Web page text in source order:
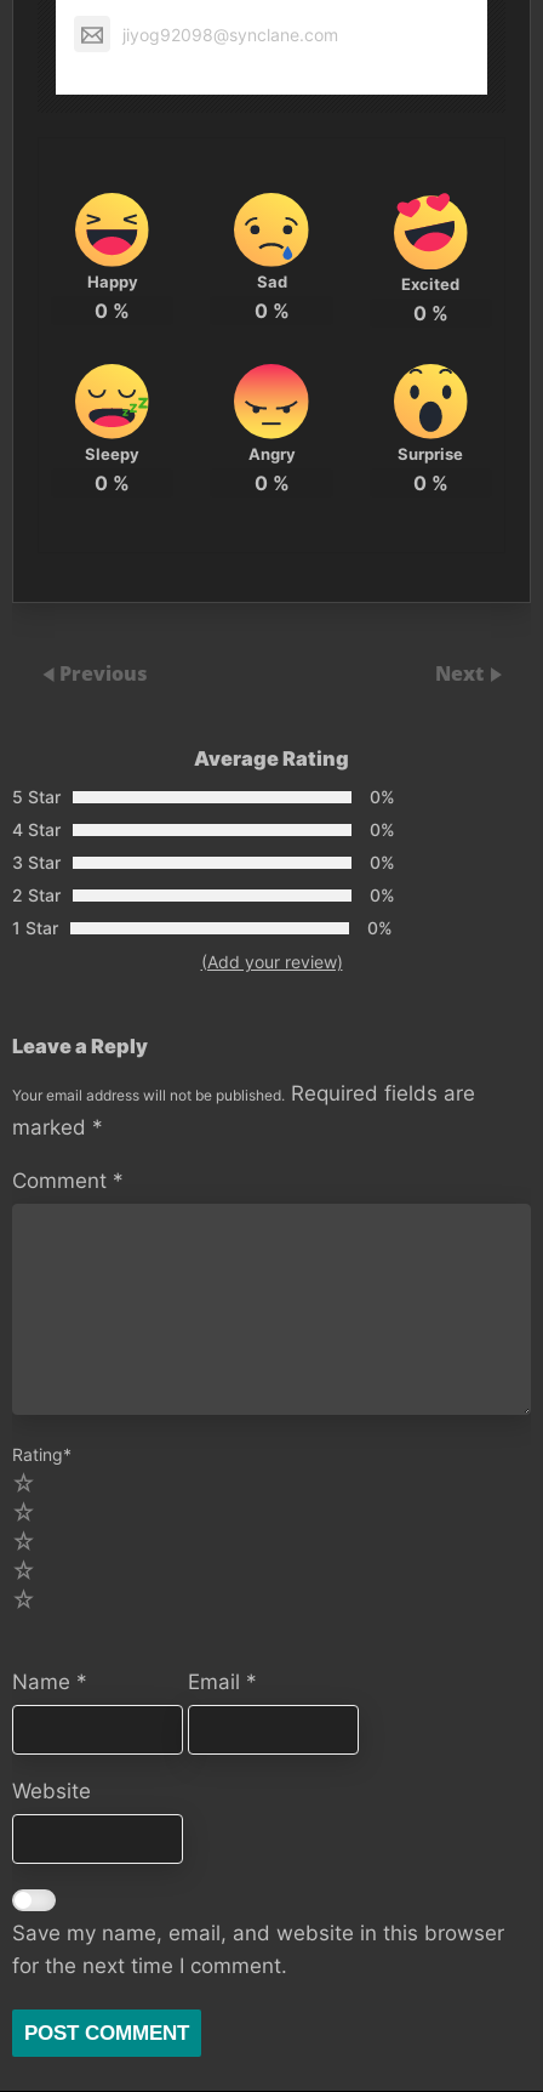
jiyog92098@synclane.com
Happy
0 %
Sad
0 %
Excited
0 %
Sleepy
0 %
Angry
0 %
Surprise
0 %
Previous Next
Average Rating
5 Star
0%
4 Star
0%
3 Star
0%
2 Star
0%
1 Star
0%
(Add your review)
Leave a Reply
Your email address will not be published. Required fields are
marked *
Comment *
Rating*
Name * Email *
Website
Save my name, email, and website in this browser
for the next time I comment.